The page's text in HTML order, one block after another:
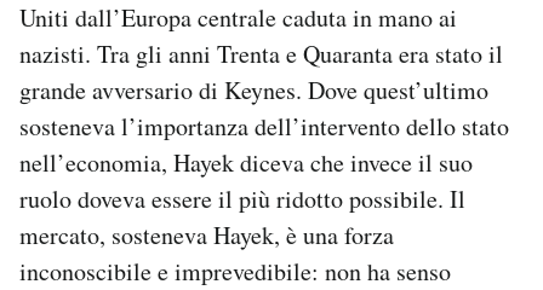
Uniti dall’Europa centrale caduta in mano ai
nazisti. Tra gli anni Trenta e Quaranta era stato il
grande avversario di Keynes. Dove quest’ultimo
sosteneva l’importanza dell’intervento dello stato
nell’economia, Hayek diceva che invece il suo
ruolo doveva essere il più ridotto possibile. Il
mercato, sosteneva Hayek, è una forza
inconoscibile e imprevedibile: non ha senso